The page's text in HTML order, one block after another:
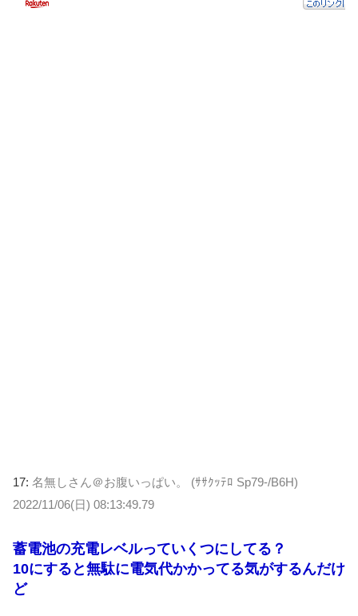
17: 名無しさん＠お腹いっぱい。 (ｻｻｸｯﾃﾛ Sp79-/B6H)
2022/11/06(日) 08:13:49.79
蓄電池の充電レベルっていくつにしてる？
10にすると無駄に電気代かかってる気がするんだけ
ど